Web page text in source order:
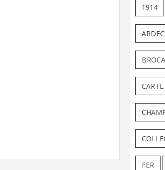
1914
CARTE
FER